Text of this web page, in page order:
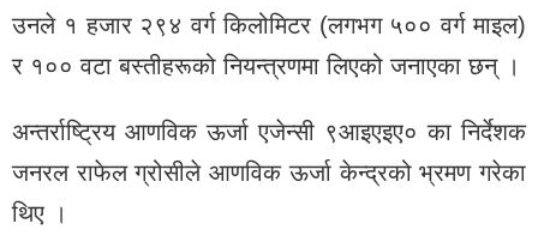
उनले १ हजार २९४ वर्ग किलोमिटर (लगभग ५०० वर्ग माइल)
र १०० वटा बस्तीहरूको नियन्त्रणमा लिएको जनाएका छन् ।
अन्तर्राष्ट्रिय आणविक ऊर्जा एजेन्सी ९आइएइए० का निर्देशक
जनरल राफेल ग्रोसीले आणविक ऊर्जा केन्द्रको भ्रमण गरेका
थिए ।